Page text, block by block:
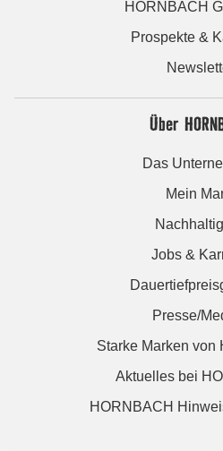
HORNBACH
Prospekte &
Über
Das
Mein
Jobs &
Presse/
Starke Marken von
Aktuelles bei
HORNBACH